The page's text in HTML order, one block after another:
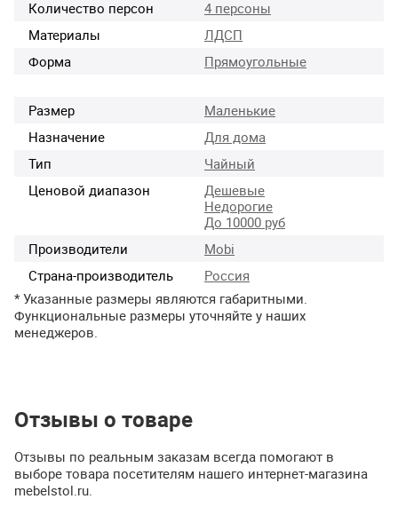
Количество персон
4 персоны
Материалы
ЛДСП
Форма
Прямоугольные
Размер
Маленькие
Назначение
Для дома
Тип
Чайный
Ценовой диапазон
Дешевые
Недорогие
До 10000 руб
Производители
Mobi
Страна-производитель
Россия
* Указанные размеры являются габаритными.
Функциональные размеры уточняйте у наших
менеджеров.
Отзывы о товаре
Отзывы по реальным заказам всегда помогают в
выборе товара посетителям нашего интернет-магазина
mebelstol.ru.